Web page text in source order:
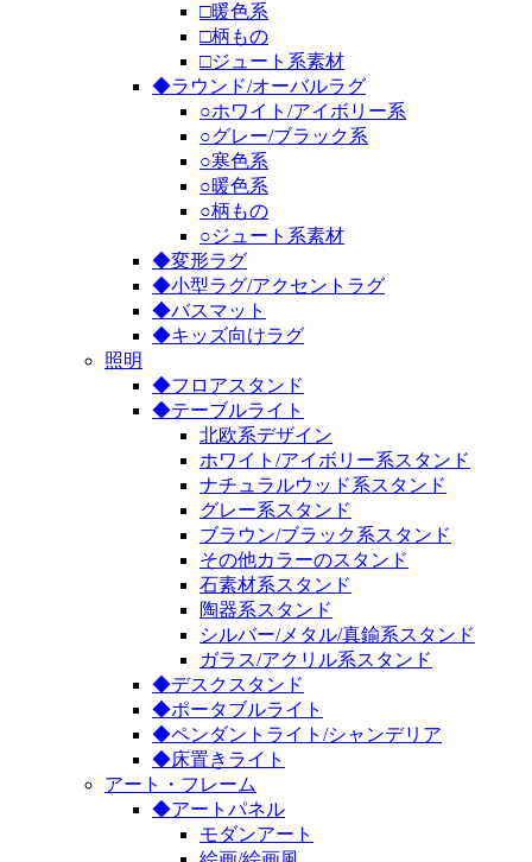
□暖色系
□柄もの
□ジュート系素材
◆ラウンド/オーバルラグ
○ホワイト/アイボリー系
○グレー/ブラック系
○寒色系
○暖色系
○柄もの
○ジュート系素材
◆変形ラグ
◆小型ラグ/アクセントラグ
◆バスマット
◆キッズ向けラグ
照明
◆フロアスタンド
◆テーブルライト
北欧系デザイン
ホワイト/アイボリー系スタンド
ナチュラルウッド系スタンド
グレー系スタンド
ブラウン/ブラック系スタンド
その他カラーのスタンド
石素材系スタンド
陶器系スタンド
シルバー/メタル/真鍮系スタンド
ガラス/アクリル系スタンド
◆デスクスタンド
◆ポータブルライト
◆ペンダントライト/シャンデリア
◆床置きライト
アート・フレーム
◆アートパネル
モダンアート